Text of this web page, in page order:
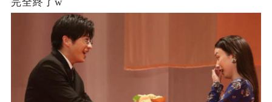
完全終了w